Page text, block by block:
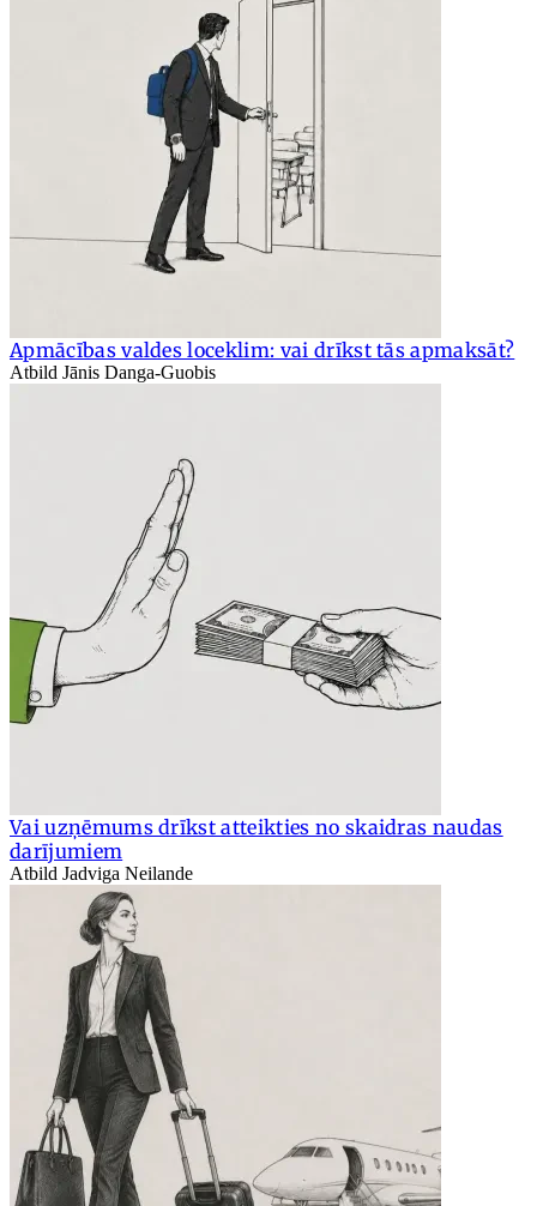
Apmācības valdes loceklim: vai drīkst tās apmaksāt?
Atbild Jānis Danga-Guobis
Vai uzņēmums drīkst atteikties no skaidras naudas
darījumiem
Atbild Jadviga Neilande